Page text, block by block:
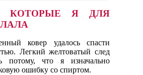
КОТОРЫЕ Я ДЛЯ
ковер удалось спасти
Легкий желтоватый след
потому, что я изначально
ошибку со спиртом.